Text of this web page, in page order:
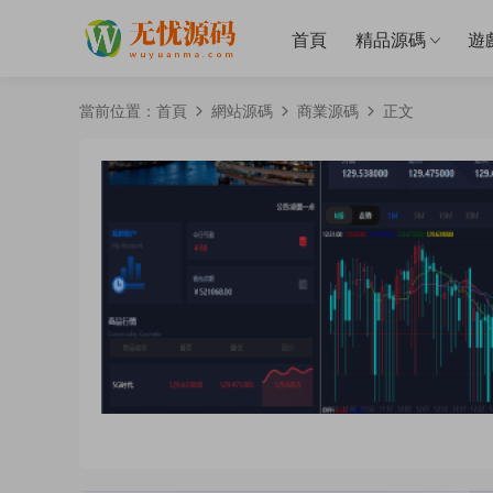
首頁 精品源碼 遊
當前位置： 首頁 網站源碼 商業源碼 正文